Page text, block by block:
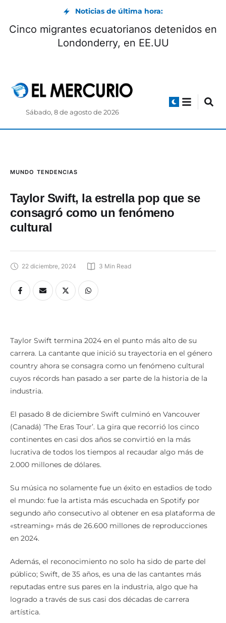
Noticias de última hora:
Cinco migrantes ecuatorianos detenidos en
Londonderry, en EE.UU
Sábado, 8 de agosto de 2026
MUNDO TENDENCIAS
Taylor Swift, la estrella pop que se
consagró como un fenómeno
cultural
22 diciembre, 2024 3 Min Read
Taylor Swift termina 2024 en el punto más alto de su
carrera. La cantante que inició su trayectoria en el género
country ahora se consagra como un fenómeno cultural
cuyos récords han pasado a ser parte de la historia de la
industria.
El pasado 8 de diciembre Swift culminó en Vancouver
(Canadá) ‘The Eras Tour’. La gira que recorrió los cinco
continentes en casi dos años se convirtió en la más
lucrativa de todos los tiempos al recaudar algo más de
2.000 millones de dólares.
Su música no solamente fue un éxito en estadios de todo
el mundo: fue la artista más escuchada en Spotify por
segundo año consecutivo al obtener en esa plataforma de
«streaming» más de 26.600 millones de reproducciones
en 2024.
Además, el reconocimiento no solo ha sido de parte del
público; Swift, de 35 años, es una de las cantantes más
reputadas entre sus pares en la industria, algo que ha
logrado a través de sus casi dos décadas de carrera
artística.